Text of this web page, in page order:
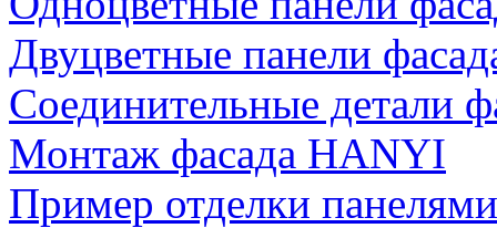
Двуцветные панели
Соединительные детали
Монтаж фасада HANYI
Пример отделки